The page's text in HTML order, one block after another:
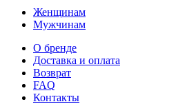
Женщинам
Мужчинам
О бренде
Доставка и оплата
Возврат
FAQ
Контакты